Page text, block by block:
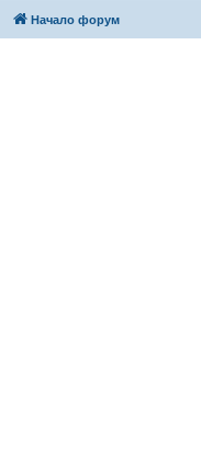
Начало форум